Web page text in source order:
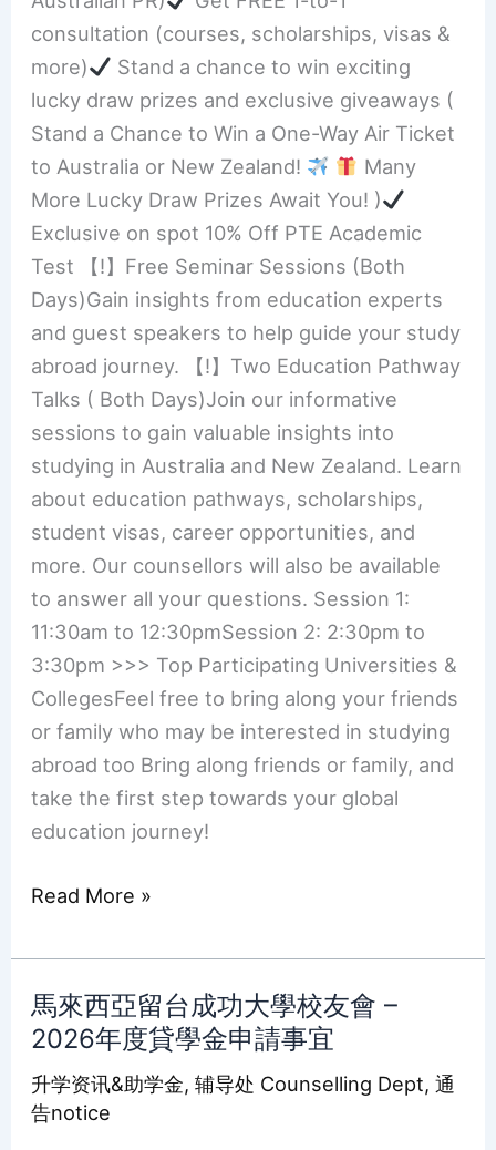
consultation (courses, scholarships, visas &
more)
Stand a chance to win exciting
lucky draw prizes and exclusive giveaways (
Stand a Chance to Win a One-Way Air Ticket
to Australia or New Zealand!
Many
More Lucky Draw Prizes Await You! )
Exclusive on spot 10% Off PTE Academic
Test 【!】Free Seminar Sessions (Both
Days)Gain insights from education experts
and guest speakers to help guide your study
abroad journey. 【!】Two Education Pathway
Talks ( Both Days)Join our informative
sessions to gain valuable insights into
studying in Australia and New Zealand. Learn
about education pathways, scholarships,
student visas, career opportunities, and
more. Our counsellors will also be available
to answer all your questions. Session 1:
11:30am to 12:30pmSession 2: 2:30pm to
3:30pm >>> Top Participating Universities &
CollegesFeel free to bring along your friends
or family who may be interested in studying
abroad too Bring along friends or family, and
take the first step towards your global
education journey!
Read More »
馬來西亞留台成功大學校友會 –
2026年度貸學金申請事宜
升学资讯&助学金,辅导处 Counselling Dept,通
告notice
馬
來
西
亞